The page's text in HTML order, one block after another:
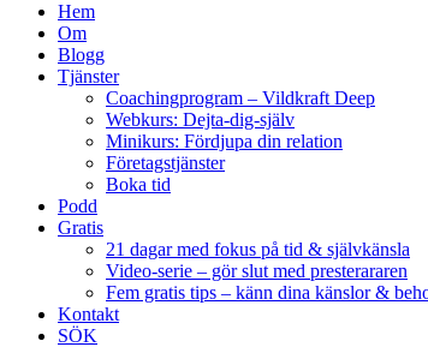
Hem
Om
Blogg
Tjänster
Coachingprogram – Vildkraft Deep
Webkurs: Dejta-dig-själv
Minikurs: Fördjupa din relation
Företagstjänster
Boka tid
Podd
Gratis
21 dagar med fokus på tid & självkänsla
Video-serie – gör slut med presterararen
Fem gratis tips – känn dina känslor &
Kontakt
SÖK